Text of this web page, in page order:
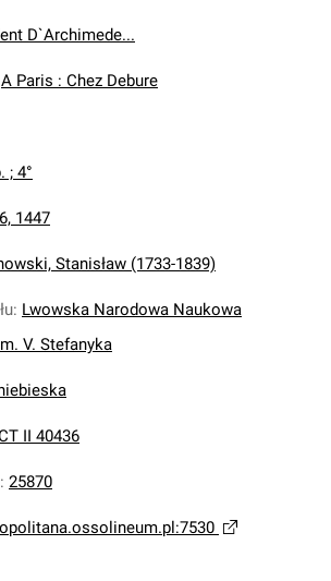
D`Archimede...
A Paris : Chez Debure
; 4°
1447
Stanisław (1733-1839)
: Lwowska Narodowa Naukowa
V. Stefanyka
II 40436
: 25870